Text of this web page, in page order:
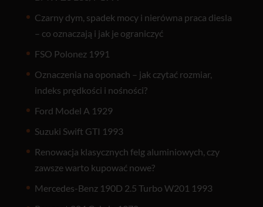
Czarny dym, spadek mocy i nierówna praca diesla
– co oznaczają i jak je ograniczyć
FSO Polonez 1991
Oznaczenia na oponach – jak czytać rozmiar,
indeks prędkości i nośności?
Ford Model A 1929
Suzuki Swift GTI 1993
Renowacja klasycznych felg aluminiowych, czy
zawsze warto kupować nowe?
Mercedes-Benz 190D 2.5 Turbo W201 1993